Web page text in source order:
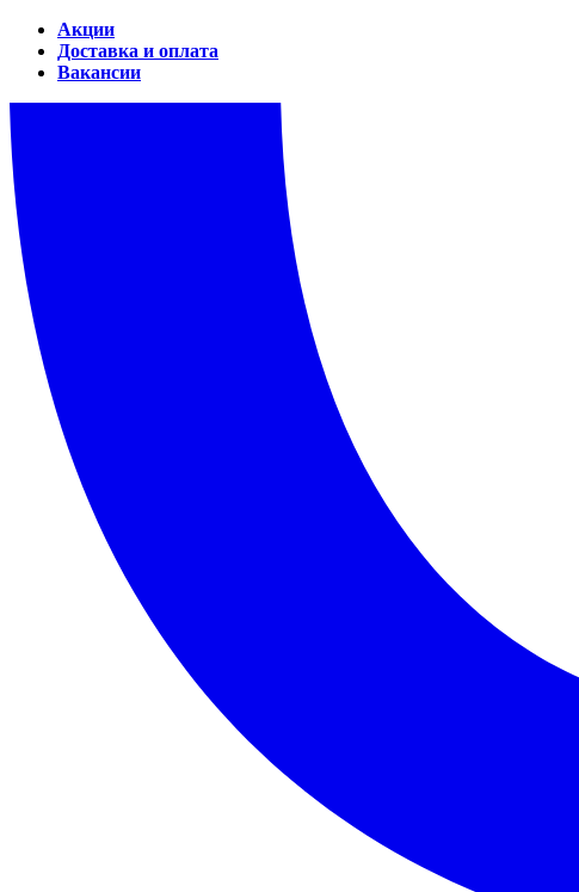
Акции
Доставка и оплата
Вакансии